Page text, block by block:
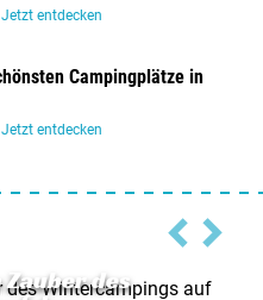
entdecken
Campingplätze in
entdecken
Zauber des